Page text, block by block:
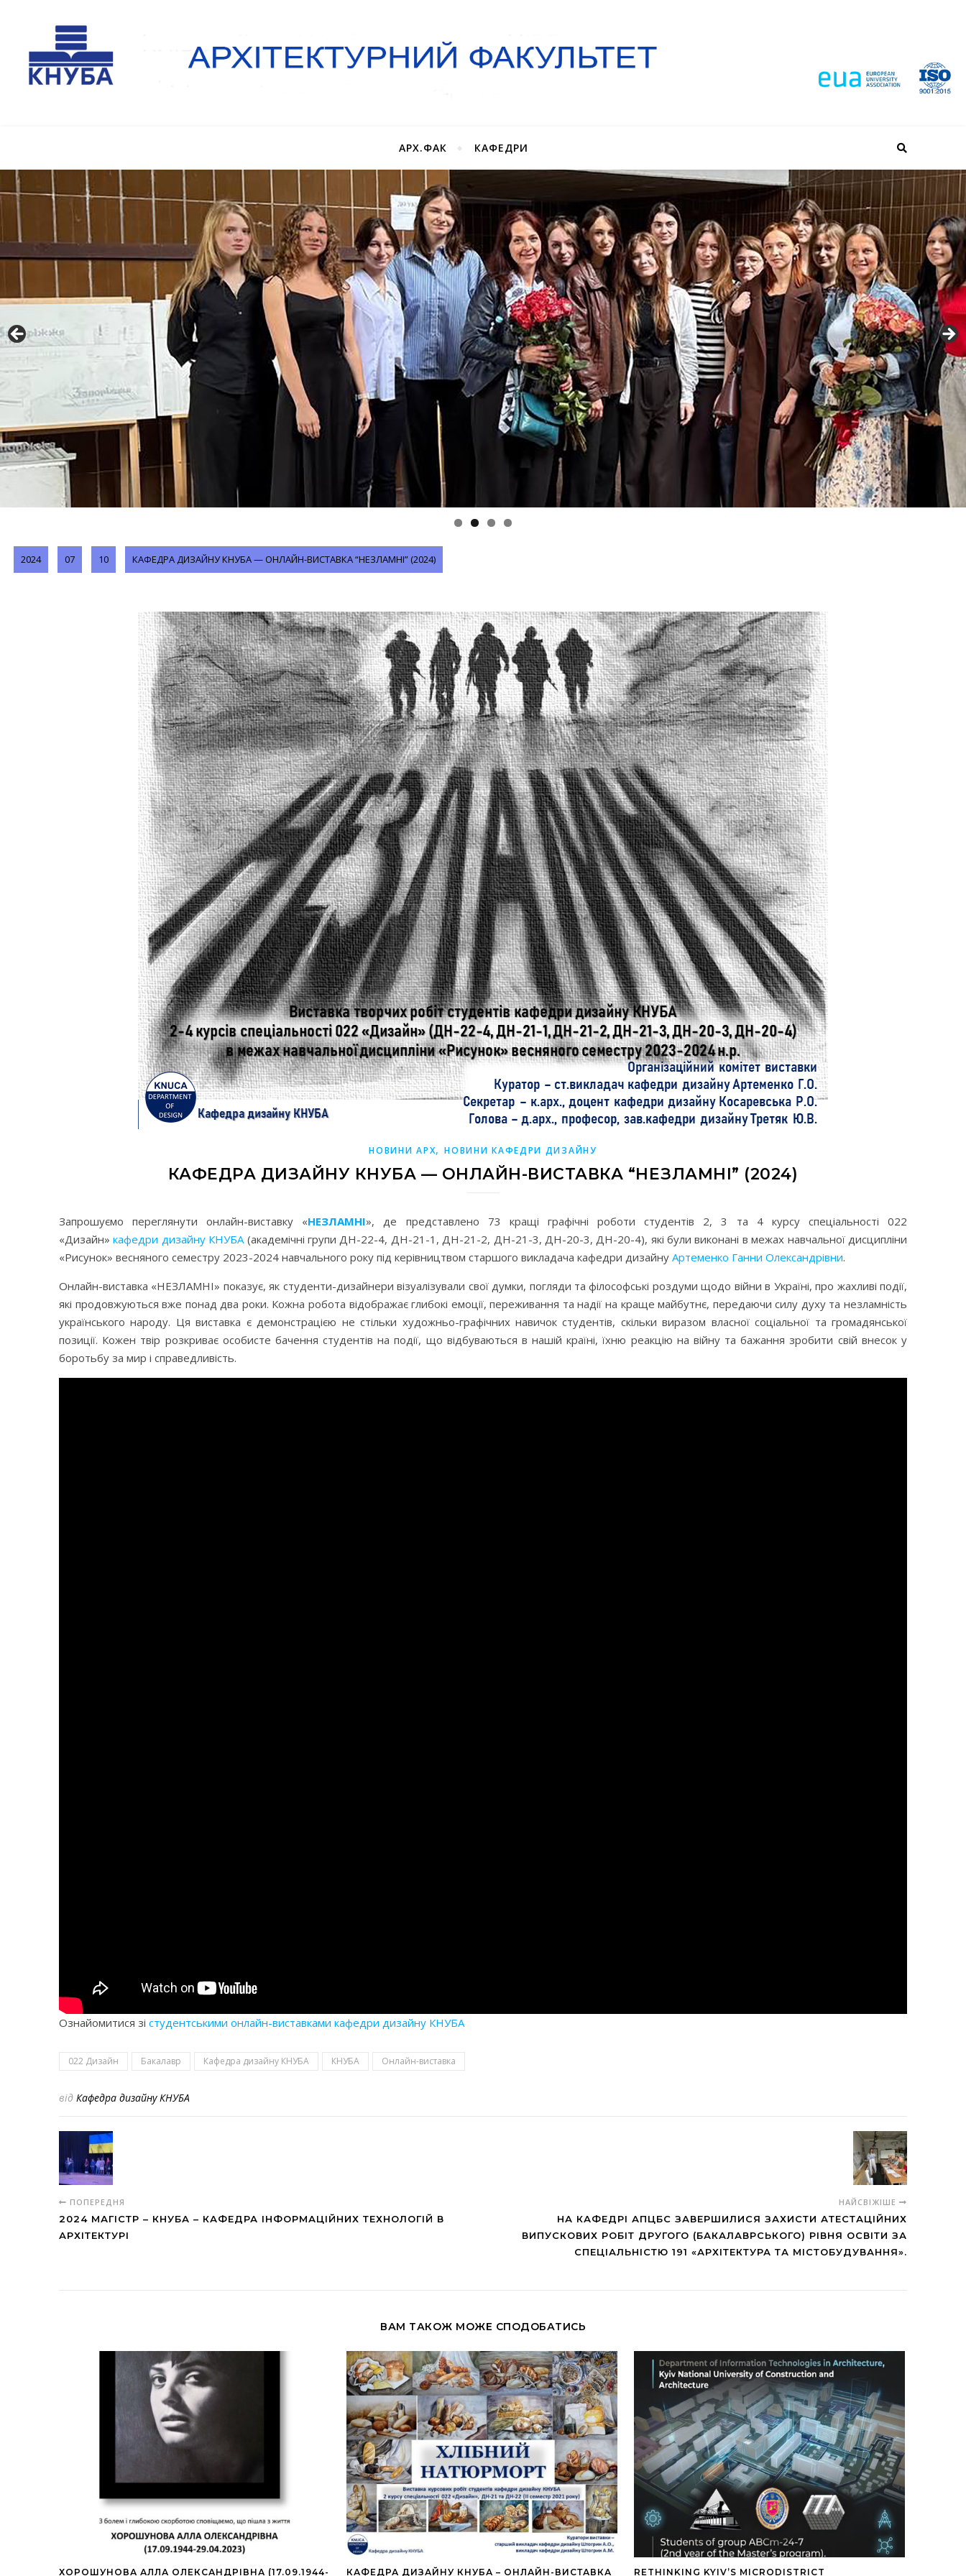
АРХ.ФАК КАФЕДРИ
2024 07 10 КАФЕДРА ДИЗАЙНУ КНУБА — ОНЛАЙН-ВИСТАВКА “НЕЗЛАМНІ” (2024)
НОВИНИ АРХ,НОВИНИ КАФЕДРИ ДИЗАЙНУ
КАФЕДРА ДИЗАЙНУ КНУБА — ОНЛАЙН-ВИСТАВКА “НЕЗЛАМНІ” (2024)
Запрошуємо переглянути онлайн-виставку «НЕЗЛАМНІ», де представлено 73 кращі графічні роботи студентів 2, 3 та 4 курсу спеціальності 022
«Дизайн»кафедри дизайну КНУБА(академічні групи ДН-22-4, ДН-21-1, ДН-21-2, ДН-21-3, ДН-20-3, ДН-20-4), які були виконані в межах навчальної дисципліни
«Рисунок» весняного семестру 2023-2024 навчального року під керівництвом старшого викладача кафедри дизайну Артеменко Ганни Олександрівни.
Онлайн-виставка «НЕЗЛАМНІ» показує, як студенти-дизайнери візуалізували свої думки, погляди та філософські роздуми щодо війни в Україні, про жахливі події,
які продовжуються вже понад два роки. Кожна робота відображає глибокі емоції, переживання та надії на краще майбутнє, передаючи силу духу та незламність
українського народу. Ця виставка є демонстрацією не стільки художньо-графічних навичок студентів, скільки виразом власної соціальної та громадянської
позиції. Кожен твір розкриває особисте бачення студентів на події, що відбуваються в нашій країні, їхню реакцію на війну та бажання зробити свій внесок у
боротьбу за мир і справедливість.
Ознайомитися зі студентськими онлайн-виставками кафедри дизайну КНУБА
022 Дизайн Бакалавр Кафедра дизайну КНУБА КНУБА Онлайн-виставка
від Кафедра дизайну КНУБА
ПОПЕРЕДНЯ
2024 МАГІСТР – КНУБА – КАФЕДРА ІНФОРМАЦІЙНИХ ТЕХНОЛОГІЙ В
АРХІТЕКТУРІ
НАЙСВІЖІШЕ
НА КАФЕДРІ АПЦБС ЗАВЕРШИЛИСЯ ЗАХИСТИ АТЕСТАЦІЙНИХ
ВИПУСКОВИХ РОБІТ ДРУГОГО (БАКАЛАВРСЬКОГО) РІВНЯ ОСВІТИ ЗА
СПЕЦІАЛЬНІСТЮ 191 «АРХІТЕКТУРА ТА МІСТОБУДУВАННЯ».
ВАМ ТАКОЖ МОЖЕ СПОДОБАТИСЬ
ХОРОШУНОВА АЛЛА ОЛЕКСАНДРІВНА (17.09.1944- КАФЕДРА ДИЗАЙНУ КНУБА – ОНЛАЙН-ВИСТАВКА RETHINKING KYIV’S MICRODISTRICT